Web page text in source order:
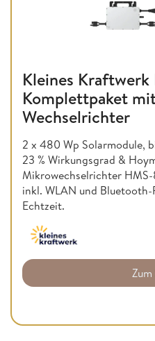
Kleines
Komplettpaket
Wechselrichter
2 x 480 Wp Solarmodule,
23 % Wirkungsgrad &
Mikrowechselrichter
inkl. WLAN und
Echtzeit.